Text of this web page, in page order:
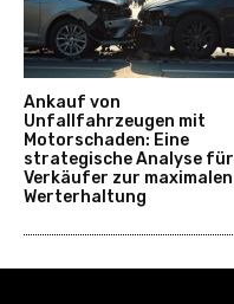
Ankauf von
Unfallfahrzeugen mit
Motorschaden: Eine
strategische Analyse für
Verkäufer zur maximalen
Werterhaltung